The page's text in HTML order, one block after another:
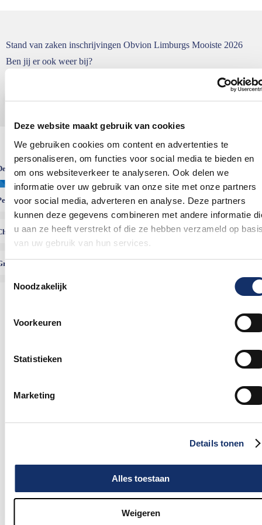
Deze website maakt gebruik van cookies
We gebruiken cookies om content en advertenties te
personaliseren, om functies voor social media te bieden en
om ons websiteverkeer te analyseren. Ook delen we
informatie over uw gebruik van onze site met onze partners
voor social media, adverteren en analyse. Deze partners
kunnen deze gegevens combineren met andere informatie
u aan ze heeft verstrekt of die ze hebben verzameld op
van uw gebruik van hun services.
Noodzakelijk
Voorkeuren
Statistieken
Marketing
Details tonen
Alles toestaan
Weigeren
Stand van zaken inschrijvingen Obvion Limburgs Mooiste 2026
Ben jij er ook weer bij?
Inschrijven
kopgroep (inschrijfkosten: €38,50)
1(inschrijfkosten: €41,-)0%
Palate(inschrijfkosten: €43,50)0%